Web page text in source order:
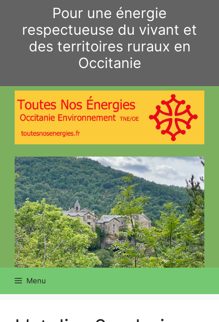
contenu
Pour une énergie
respectueuse du vivant et
des territoires ruraux en
Occitanie
Menu